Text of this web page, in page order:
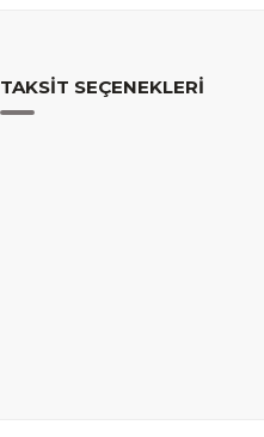
TAKSIT SEÇENEKLERI